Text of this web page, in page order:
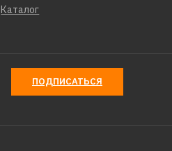
Каталог
ПОДПИСАТЬСЯ